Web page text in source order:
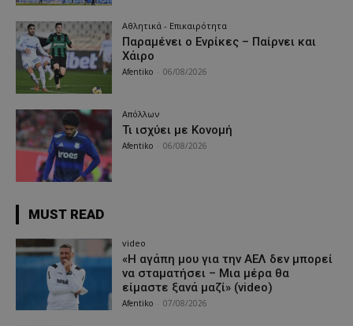
Αθλητικά - Επικαιρότητα
Παραμένει ο Ενρίκες – Παίρνει και
Χάιρο
Afentiko 06/08/2026
Απόλλων
Τι ισχύει με Κονομή
Afentiko 06/08/2026
MUST READ
video
«Η αγάπη μου για την ΑΕΛ δεν μπορεί
να σταματήσει – Μια μέρα θα
είμαστε ξανά μαζί» (video)
Afentiko 07/08/2026